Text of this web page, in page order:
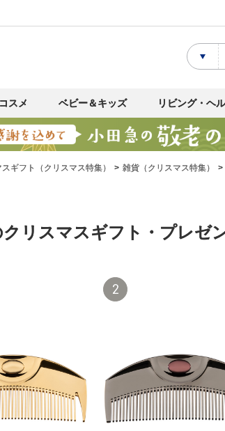
コスメ ベビー＆キッズ リビング・ヘ
ギフト（クリスマス特集） 雑貨（クリスマス特集）
リスマスギフト・プレゼ
2